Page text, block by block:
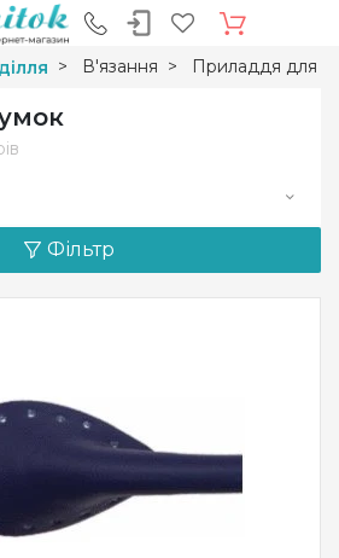
В'язання Приладдя для
Фільтр